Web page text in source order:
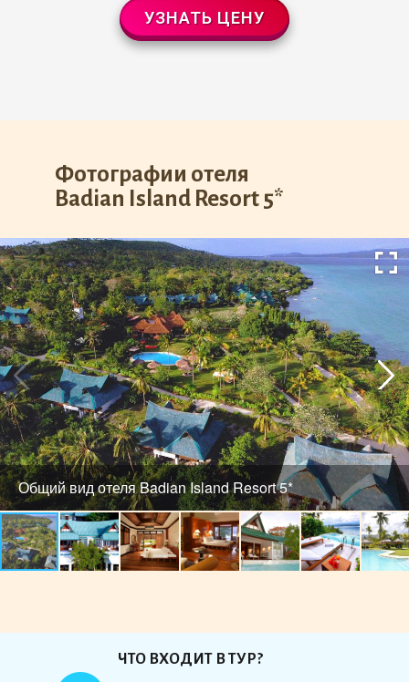
УЗНАТЬ ЦЕНУ
Фотографии отеля
Badian Island Resort 5*
Общий вид отеля Badian Island Resort 5*
ЧТО ВХОДИТ В ТУР?